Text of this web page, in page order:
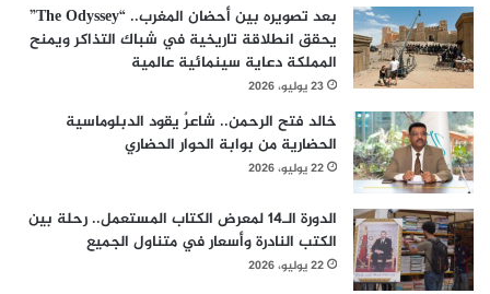
بعد تصويره بين أحضان المغرب.. “The Odyssey”
يحقق انطلاقة تاريخية في شباك التذاكر ويمنح
المملكة دعاية سينمائية عالمية
23 يوليو، 2026
خالد فتح الرحمن.. شاعرٌ يقود الدبلوماسية
الحضارية من بوابة الحوار الحضاري
22 يوليو، 2026
الدورة الـ14 لمعرض الكتاب المستعمل.. رحلة بين
الكتب النادرة وأسعار في متناول الجميع
22 يوليو، 2026